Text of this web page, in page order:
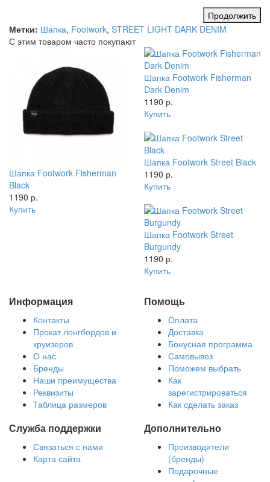
Продолжить
Метки: Шапка, Footwork, STREET LIGHT DARK DENIM
С этим товаром часто покупают
Шапка Footwork Fisherman
Black
1190 р.
Купить
Шапка Footwork Fisherman
Dark Denim
1190 р.
Купить
Шапка Footwork Street Black
1190 р.
Купить
Шапка Footwork Street
Burgundy
1190 р.
Купить
Информация
Контакты
Прокат лонгбордов и
круизеров
О нас
Бренды
Наши преимущества
Реквизиты
Таблица размеров
Помощь
Оплата
Доставка
Бонусная программа
Самовывоз
Поможем выбрать
Как
зарегистрироваться
Как сделать заказ
Служба поддержки
Связаться с нами
Карта сайта
Дополнительно
Производители
(бренды)
Подарочные